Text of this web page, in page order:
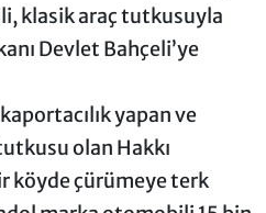
klasik araç tutkusuyla
Devlet Bahçeli’ye
yapan ve
olan Hakkı
köyde çürümeye terk